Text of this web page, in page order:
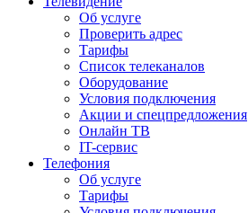
Об услуге
Проверить адрес
Тарифы
Список телеканалов
Оборудование
Условия подключения
Акции и спецпредложения
Онлайн ТВ
IT-сервис
Телефония
Об услуге
Тарифы